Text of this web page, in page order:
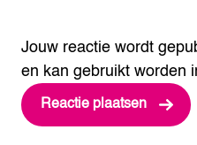
Jouw reactie wordt
en kan gebruikt worden